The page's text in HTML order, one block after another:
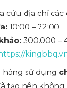
cứu địa chỉ
10:00 – 22:00
300.000 –
https://
hàng sử dụng
tạo nên